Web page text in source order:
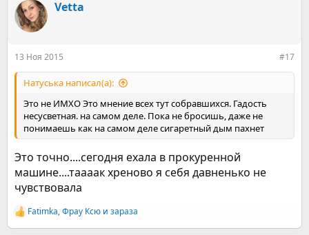
к
ц
и
Vetta
13 Ноя 2015 #17
Натуська написал(а):
Это не ИМХО Это мнение всех тут собравшихся. Гадость
несусветная. на самом деле. Пока не бросишь, даже не
понимаешь как на самом деле сигаретный дым пахнет
Это точно....сегодня ехала в прокуренной
машине....таааак хреново я себя давненько не
чувствовала
Р
е
Fatimka,Фрау Ксю и зараза